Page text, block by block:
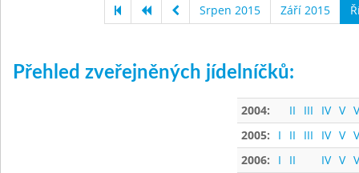
Srpen 2015 Září 2015
Přehled zveřejněných jídelníčků:
2004: II III IV V
2005:
I II III IV V
2006:
I II IV V